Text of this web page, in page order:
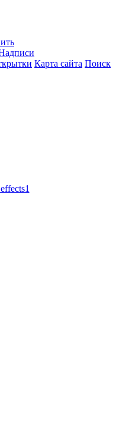
Карта сайта Поиск